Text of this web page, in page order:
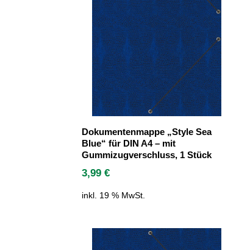
Dokumentenmappe „Style Sea
Blue“ für DIN A4 – mit
Gummizugverschluss, 1 Stück
3,99€
inkl. 19 % MwSt.